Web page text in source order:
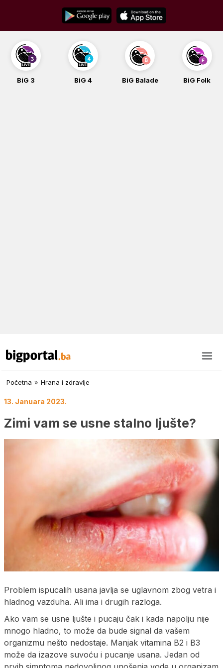
content
BiG 3 BiG 4 BiG Balade BiG Folk
Početna » Hrana i zdravlje
13. Januara 2023.
Zimi vam se usne stalno ljušte?
Problem ispucalih usana javlja se uglavnom zbog vetra i
hladnog vazduha. Ali ima i drugih razloga.
Ako vam se usne ljušte i pucaju čak i kada napolju nije
mnogo hladno, to može da bude signal da vašem
organizmu nešto nedostaje. Manjak vitamina B2 i B3
može da izazove suvoću i pucanje usana. Jedan od